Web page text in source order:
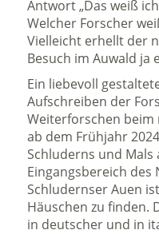
Antwort „Das weiß
Welcher Forscher
Vielleicht erhellt der
Besuch im Auwald ja
Ein liebevoll
Aufschreiben der
Weiterforschen beim
ab dem Frühjahr
Schluderns und
Eingangsbereich des
Schludernser Auen
Häuschen zu finden.
in deutscher und in